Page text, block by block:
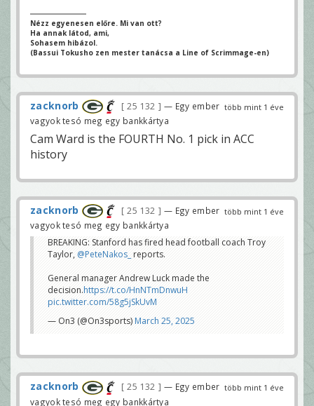
Nézz egyenesen előre. Mi van ott?
Ha annak látod, ami,
Sohasem hibázol.
(Bassui Tokusho zen mester tanácsa a Line of Scrimmage-en)
több mint 1 éve
zacknorb 25 132
— Egy ember
vagyok tesó meg egy bankkártya
Cam Ward is the FOURTH No. 1 pick in ACC
history
több mint 1 éve
zacknorb 25 132
— Egy ember
vagyok tesó meg egy bankkártya
BREAKING: Stanford has fired head football coach Troy
Taylor, @PeteNakos_ reports.
General manager Andrew Luck made the
decision.https://t.co/HnNTmDnwuH
pic.twitter.com/58g5jSkUvM
— On3 (@On3sports)March 25, 2025
több mint 1 éve
zacknorb 25 132
— Egy ember
vagyok tesó meg egy bankkártya